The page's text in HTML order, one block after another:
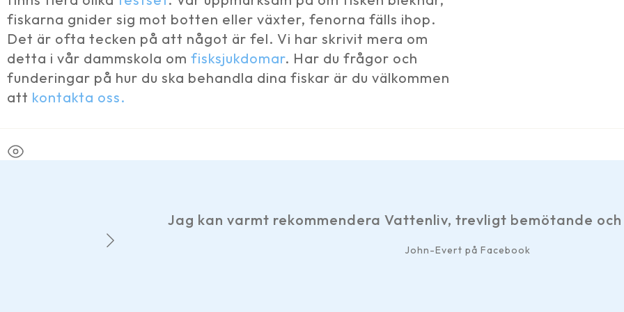
fiskarna gnider sig mot botten eller växter, fenorna fälls ihop.
Det är ofta tecken på att något är fel. Vi har skrivit mera om
detta i vår dammskola om fisksjukdomar. Har du frågor och
funderingar på hur du ska behandla dina fiskar är du välkommen
att kontakta oss.
Jag kan varmt rekommendera Vattenliv, trevligt bemötande och snabb
John-Evert på Facebook